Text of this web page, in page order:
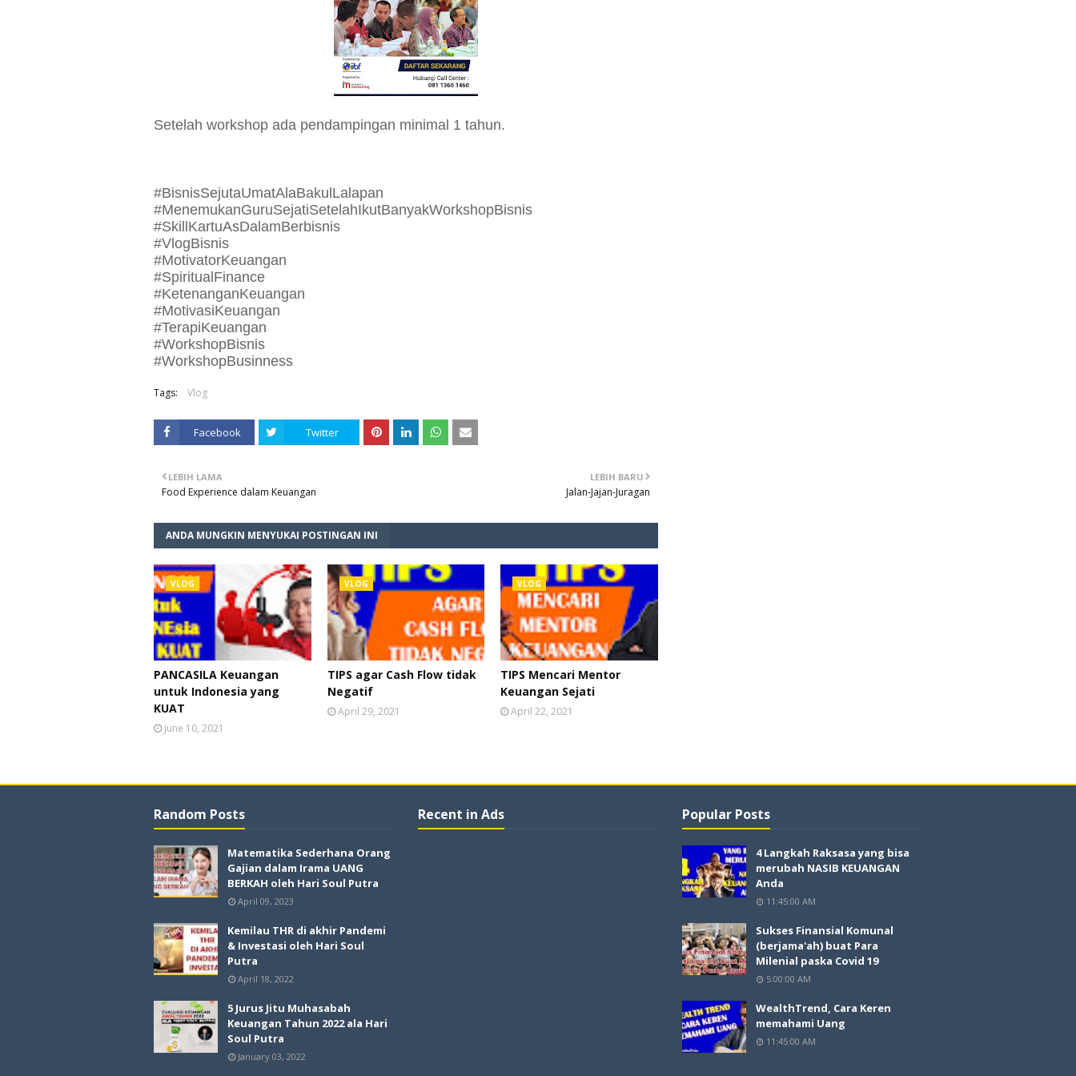
Setelah workshop ada pendampingan minimal 1 tahun.
#BisnisSejutaUmatAlaBakulLalapan
#MenemukanGuruSejatiSetelahIkutBanyakWorkshopBisnis
#SkillKartuAsDalamBerbisnis
#VlogBisnis
#MotivatorKeuangan
#SpiritualFinance
#KetenanganKeuangan
#MotivasiKeuangan
#TerapiKeuangan
#WorkshopBisnis
#WorkshopBusinness
Tags: Vlog
Facebook Twitter
LEBIH BARU
Jalan-Jajan-Juragan
LEBIH LAMA
Food Experience dalam Keuangan
ANDA MUNGKIN MENYUKAI POSTINGAN INI
VLOG
PANCASILA Keuangan
untuk Indonesia yang
KUAT
June 10, 2021
VLOG
TIPS agar Cash Flow tidak
Negatif
April 29, 2021
VLOG
TIPS Mencari Mentor
Keuangan Sejati
April 22, 2021
Random Posts
Matematika Sederhana Orang
Gajian dalam Irama UANG
BERKAH oleh Hari Soul Putra
April 09, 2023
Kemilau THR di akhir Pandemi
& Investasi oleh Hari Soul
Putra
April 18, 2022
5 Jurus Jitu Muhasabah
Keuangan Tahun 2022 ala Hari
Soul Putra
January 03, 2022
Recent in Ads Popular Posts
4 Langkah Raksasa yang bisa
merubah NASIB KEUANGAN
Anda
11:45:00 AM
Sukses Finansial Komunal
(berjama'ah) buat Para
Milenial paska Covid 19
5:00:00 AM
WealthTrend, Cara Keren
memahami Uang
11:45:00 AM